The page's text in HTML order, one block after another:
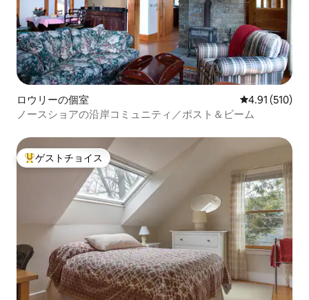
ロウリーの個室 レビュー510
4.91 (510)
ノースショアの沿岸コミュニティ／ポスト＆ビーム
大好評のゲストチョイスです。
ゲストチョイス